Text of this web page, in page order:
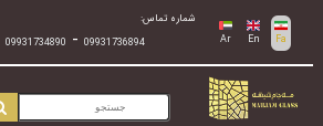
Fa
En
Ar
شماره تماس:
09931736894
-
09931734890